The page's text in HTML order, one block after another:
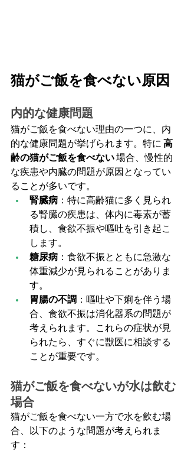
猫がご飯を食べない原因
内的な健康問題
猫がご飯を食べない理由の一つに、内
的な健康問題が挙げられます。特に 高
齢の猫がご飯を食べない 場合、慢性的
な疾患や内臓の問題が原因となってい
ることが多いです。
腎臓病 ：特に高齢猫に多く見られ
る腎臓の疾患は、体内に毒素が蓄
積し、食欲不振や嘔吐を引き起こ
します。
糖尿病 ：食欲不振とともに急激な
体重減少が見られることがありま
す。
胃腸の不調 ：嘔吐や下痢を伴う場
合、食欲不振は消化器系の問題が
考えられます。これらの症状が見
られたら、すぐに獣医に相談する
ことが重要です。
猫がご飯を食べないが水は飲む
場合
猫がご飯を食べない一方で水を飲む場
合、以下のような問題が考えられま
す：